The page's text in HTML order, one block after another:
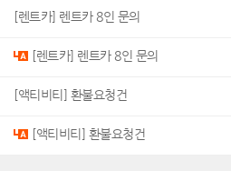
[렌트카] 렌트카 8인 문의
[렌트카] 렌트카 8인 문의
[액티비티] 환불요청건
[액티비티] 환불요청건